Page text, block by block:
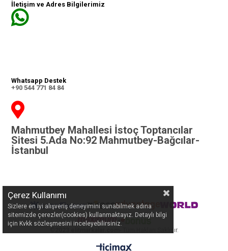
İletişim ve Adres Bilgilerimiz
Whatsapp Destek
+90 544 771 84 84
Mahmutbey Mahallesi İstoç Toptancılar
Sitesi 5.Ada No:92 Mahmutbey-Bağcılar-
İstanbul
- Tüm Hakları Saklıdır.
Çerez Kullanımı
Sizlere en iyi alışveriş deneyimini sunabilmek adına
sitemizde çerezler(cookies) kullanmaktayız. Detaylı bilgi
için Kvkk sözleşmesini inceleyebilirsiniz.